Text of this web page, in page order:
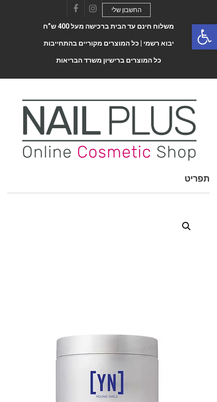
FacebookInstagram
החשבון שלי
משלוח חינם עד הבית ברכישה מעל 400 ש”ח
יבוא רשמי | כל המוצרים מקוריים בהתחייבות
כל המוצרים ברישיון משרד הבריאות
Toggle
תפריט